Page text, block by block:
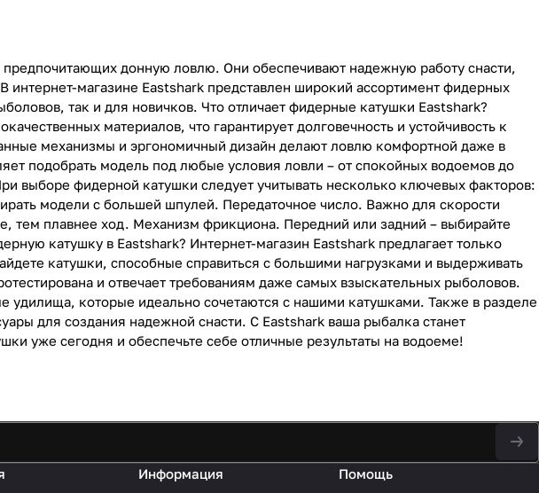
донную ловлю. Они обеспечивают надежную работу снасти,
интернет-магазине Eastshark представлен широкий ассортимент фидерных
так и для новичков. Что отличает фидерные катушки Eastshark?
материалов, что гарантирует долговечность и устойчивость к
механизмы и эргономичный дизайн делают ловлю комфортной даже в
подобрать модель под любые условия ловли – от спокойных водоемов до
выборе фидерной катушки следует учитывать несколько ключевых факторов:
модели с большей шпулей. Передаточное число. Важно для скорости
тем плавнее ход. Механизм фрикциона. Передний или задний – выбирайте
катушку в Eastshark? Интернет-магазин Eastshark предлагает только
катушки, способные справиться с большими нагрузками и выдерживать
и отвечает требованиям даже самых взыскательных рыболовов.
которые идеально сочетаются с нашими катушками. Также в разделе
для создания надежной снасти. С Eastshark ваша рыбалка станет
уже сегодня и обеспечьте себе отличные результаты на водоеме!
Информация Помощь